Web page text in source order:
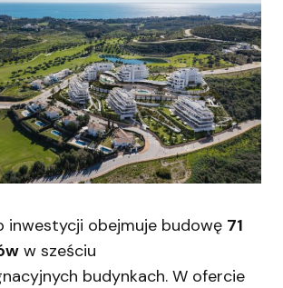
inwestycji obejmuje budowę 71
w sześciu
budynkach. W ofercie